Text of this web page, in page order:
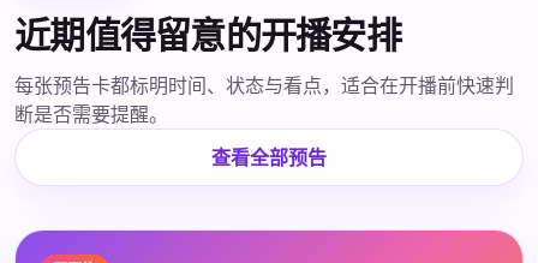
近期值得留意的开播安排
每张预告卡都标明时间、状态与看点，适合在开播前快速判
断是否需要提醒。
查看全部预告